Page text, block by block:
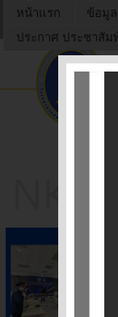
หน้าแรก ข้อมูล
ประกาศ ประชาสัม